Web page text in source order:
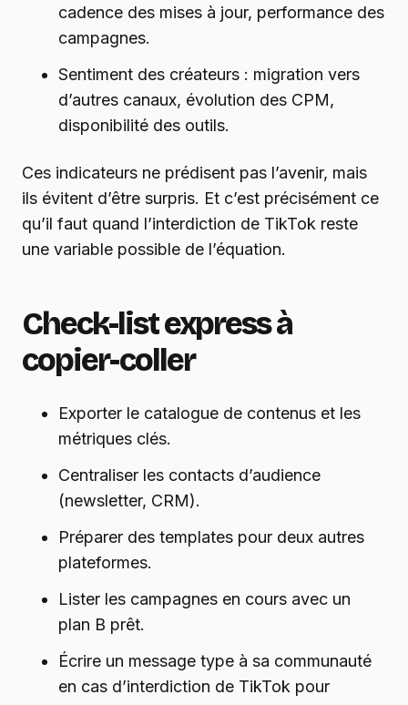
cadence des mises à jour, performance des
campagnes.
Sentiment des créateurs : migration vers
d’autres canaux, évolution des CPM,
disponibilité des outils.
Ces indicateurs ne prédisent pas l’avenir, mais
ils évitent d’être surpris. Et c’est précisément ce
qu’il faut quand l’interdiction de TikTok reste
une variable possible de l’équation.
Check-list express à
copier-coller
Exporter le catalogue de contenus et les
métriques clés.
Centraliser les contacts d’audience
(newsletter, CRM).
Préparer des templates pour deux autres
plateformes.
Lister les campagnes en cours avec un
plan B prêt.
Écrire un message type à sa communauté
en cas d’interdiction de TikTok pour